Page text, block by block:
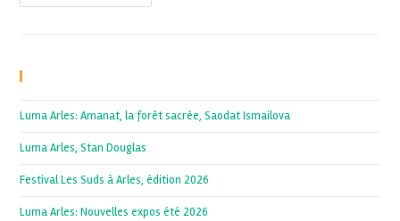
Luma Arles: Amanat, la forêt sacrée, Saodat Ismailova
Luma Arles, Stan Douglas
Festival Les Suds à Arles, édition 2026
Luma Arles: Nouvelles expos été 2026